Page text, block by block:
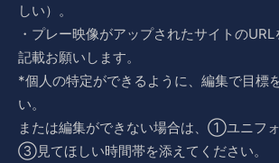
しい）。
・プレー映像がアップされたサイトの
記載お願いします。
*個人の特定ができるように、編集で目標
い。
または編集ができない場合は、①ユニフ
③見てほしい時間帯を添えてください。